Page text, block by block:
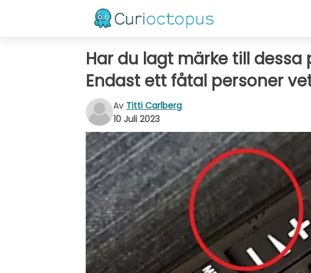
Har du lagt märke till
Endast ett fåtal personer
Av Titti Carlberg
10 Juli 2023